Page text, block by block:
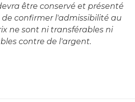
être conservé et présenté
confirmer l'admissibilité au
ne sont ni transférables ni
contre de l'argent.